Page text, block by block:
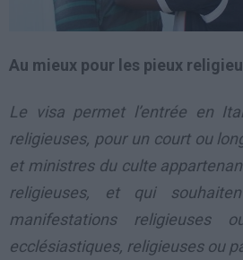
Au mieux pour les pieux
Le visa permet l’entrée en
religieuses, pour un court ou
et ministres du culte
religieuses, et qui
manifestations religieuses
ecclésiastiques, religieuses ou